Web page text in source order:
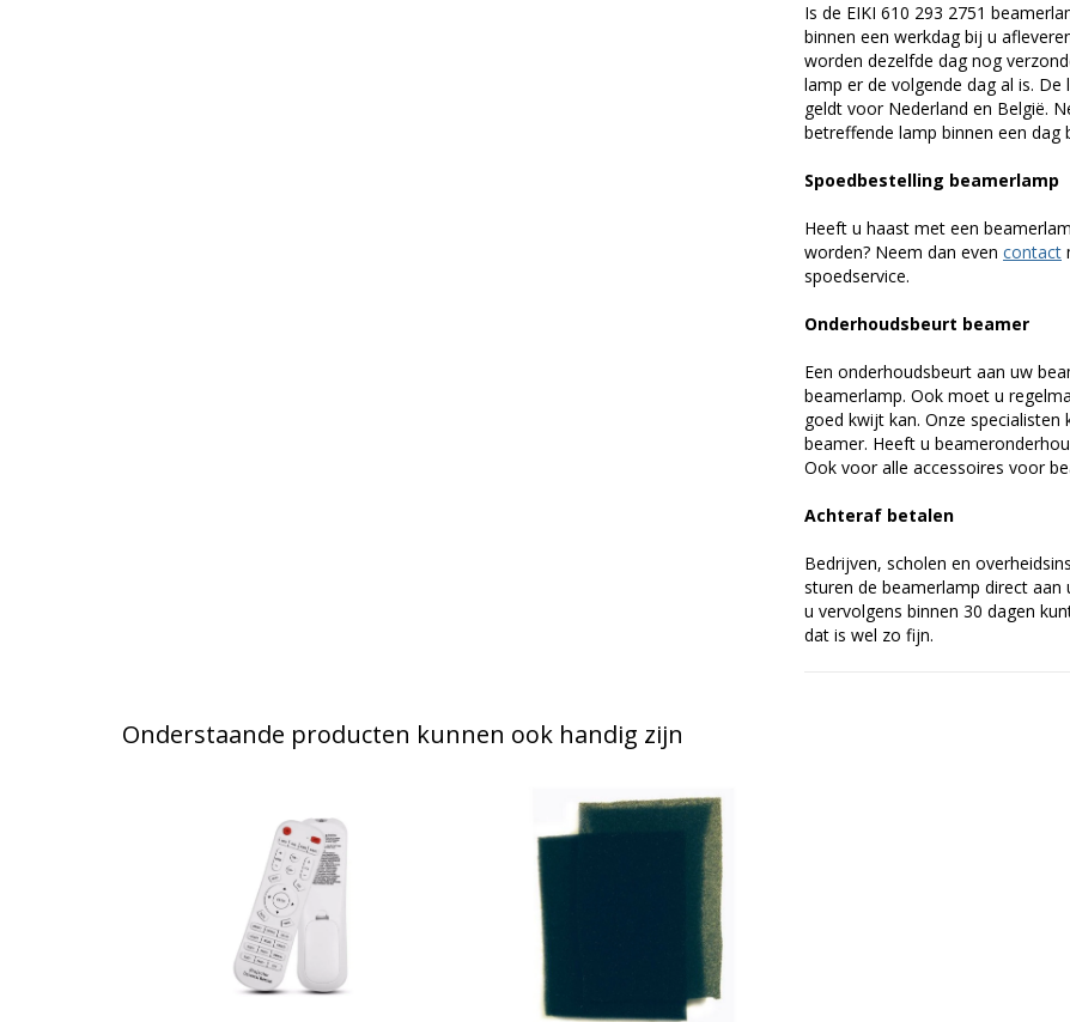
Is de EIKI 610 293 2751
binnen een werkdag bij u
worden dezelfde dag nog
lamp er de volgende dag al is.
geldt voor Nederland en België.
betreffende lamp binnen een dag
Spoedbestelling beamerlamp
Heeft u haast met een
worden? Neem dan even contact
spoedservice.
Onderhoudsbeurt beamer
Een onderhoudsbeurt aan uw
beamerlamp. Ook moet u
goed kwijt kan. Onze
beamer. Heeft u
Ook voor alle accessoires voor
Achteraf betalen
Bedrijven, scholen en
sturen de beamerlamp direct
u vervolgens binnen 30 dagen
dat is wel zo fijn.
Onderstaande producten kunnen ook handig zijn